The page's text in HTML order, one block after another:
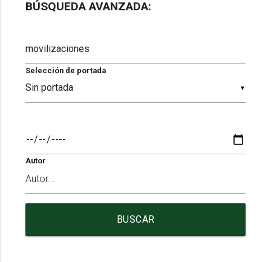
BÚSQUEDA AVANZADA:
▼
Selección de portada
Autor
BUSCAR